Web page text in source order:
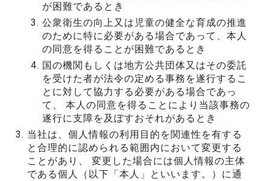
が困難であるとき
公衆衛生の向上又は児童の健全な育成の推進
のために特に必要がある場合であって、本人
の同意を得ることが困難であるとき
国の機関もしくは地方公共団体又はその委託
を受けた者が法令の定める事務を遂行するこ
とに対して協力する必要がある場合であっ
て、 本人の同意を得ることにより当該事務の
遂行に支障を及ぼすおそれがあるとき
当社は、個人情報の利用目的を関連性を有する
と合理的に認められる範囲内において変更する
ことがあり、 変更した場合には個人情報の主体
である個人（以下「本人」といいます。）に通